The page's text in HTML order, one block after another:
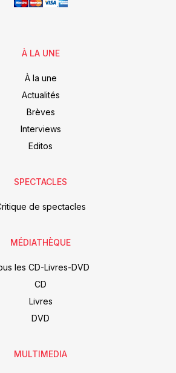
À LA UNE
À la une
Actualités
Brèves
Interviews
Editos
SPECTACLES
de spectacles
MÉDIATHÈQUE
les CD-Livres-DVD
CD
Livres
DVD
MULTIMEDIA